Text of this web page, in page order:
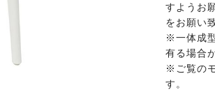
すようお
をお願い
※一体成
有る場合
※ご覧の
す。